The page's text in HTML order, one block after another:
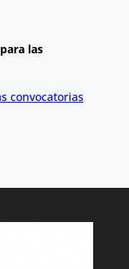
las
convocatorias